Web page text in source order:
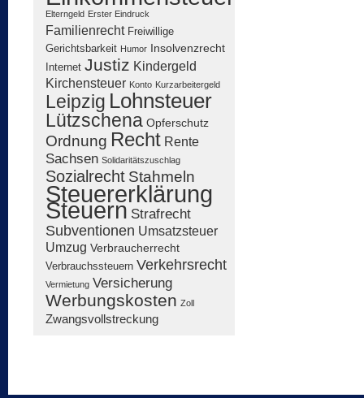
Elterngeld Erster Eindruck
Familienrecht Freiwillige
Gerichtsbarkeit Humor Insolvenzrecht
Internet Justiz Kindergeld
Kirchensteuer Konto Kurzarbeitergeld
Leipzig Lohnsteuer
Lützschena Opferschutz
Ordnung Recht Rente
Sachsen Solidaritätszuschlag
Sozialrecht Stahmeln
Steuererklärung
Steuern Strafrecht
Subventionen Umsatzsteuer
Umzug Verbraucherrecht
Verbrauchssteuern Verkehrsrecht
Vermietung Versicherung
Werbungskosten Zoll
Zwangsvollstreckung